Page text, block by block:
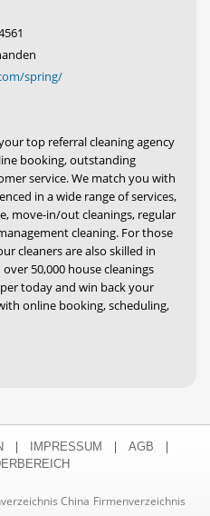
spring/
top referral cleaning agency
booking, outstanding
service. We match you with
in a wide range of services,
move-in/out cleanings, regular
cleaning. For those
cleaners are also skilled in
50,000 house cleanings
today and win back your
online booking, scheduling,
| IMPRESSUM | AGB |
China Firmenverzeichnis